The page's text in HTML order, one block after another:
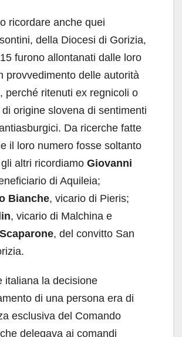
ricordare anche quei
della Diocesi di Gorizia,
furono allontanati dalle loro
provvedimento delle autorità
perché ritenuti ex regnicoli o
origine slovena di sentimenti
Da ricerche fatte
il loro numero fosse soltanto
altri ricordiamo Giovanni
di Aquileia;
Bianche, vicario di Pieris;
, vicario di Malchina e
, del convitto San
italiana la decisione
di una persona era di
esclusiva del Comando
delegava ai comandi